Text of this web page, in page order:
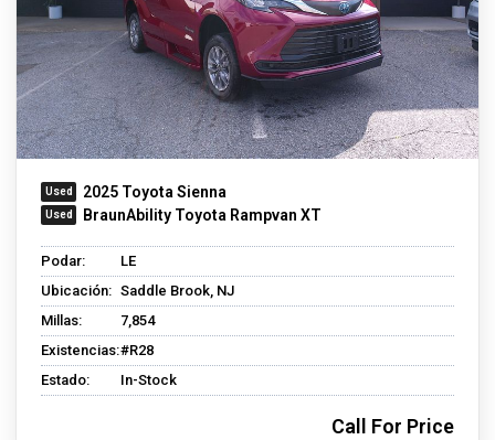
2025 Toyota Sienna
BraunAbility Toyota Rampvan XT
Podar:
LE
Ubicación: Saddle Brook, NJ
Millas:
7,854
Existencias:#R28
Estado:
In-Stock
Call For Price